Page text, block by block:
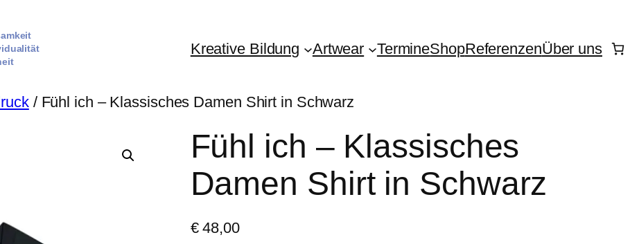
Kreative Bildung Artwear TermineShopReferenzenÜber uns
/ Fühl ich – Klassisches Damen Shirt in Schwarz
Fühl ich – Klassisches
Damen Shirt in Schwarz
€48,00